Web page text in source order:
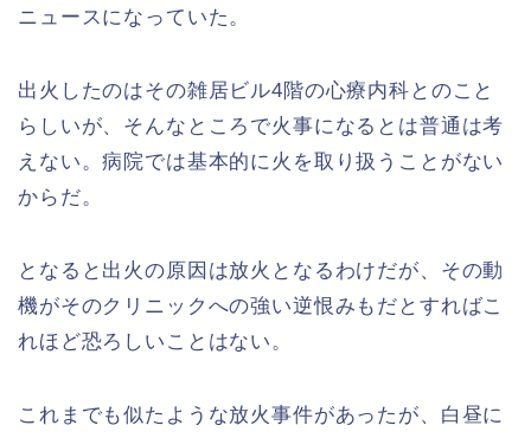
ニュースになっていた。
出火したのはその雑居ビル4階の心療内科とのこと
らしいが、そんなところで火事になるとは普通は考
えない。病院では基本的に火を取り扱うことがない
からだ。
となると出火の原因は放火となるわけだが、その動
機がそのクリニックへの強い逆恨みもだとすればこ
れほど恐ろしいことはない。
これまでも似たような放火事件があったが、白昼に